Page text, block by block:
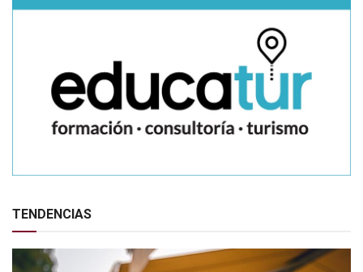
TENDENCIAS